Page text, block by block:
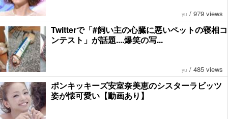
yu / 979 views
Twitterで「#飼い主の心臓に悪いペットの寝相コ
ンテスト」が話題....爆笑の写...
yu / 485 views
ポンキッキーズ安室奈美恵のシスターラビッツ
姿が懐可愛い【動画あり】